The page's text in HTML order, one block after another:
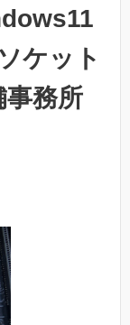
ケット
事務所